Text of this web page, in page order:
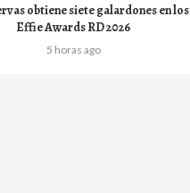
obtiene siete galardones en los
Effie Awards RD 2026
5 horas ago